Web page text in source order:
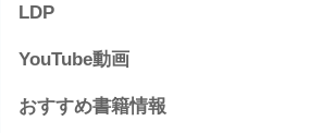
LDP
YouTube動画
おすすめ書籍情報